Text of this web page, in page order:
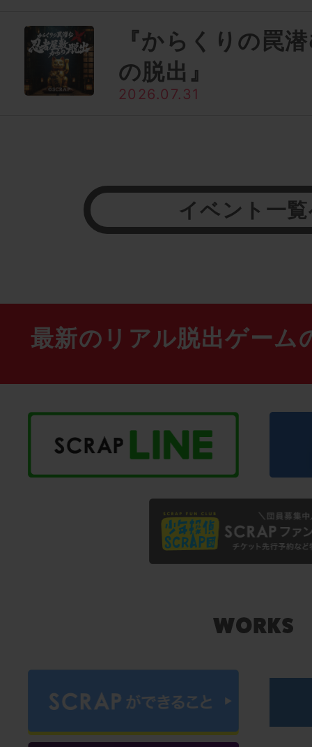
『からくりの罠
の脱出』
2026.07.31
イベント一
最新のリアル脱出ゲーム